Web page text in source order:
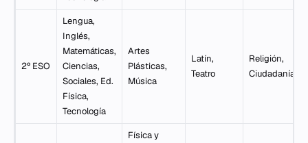
2º ESO
Lengua,
Inglés,
Matemáticas,
Ciencias,
Sociales, Ed.
Física,
Tecnología
Artes
Plásticas,
Música
Latín,
Teatro
Religión,
Ciudadanía
Física y